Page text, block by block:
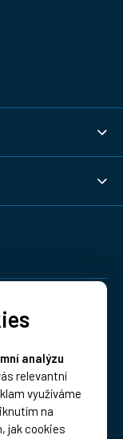
analýzu
relevantní
využíváme
na
jak cookies